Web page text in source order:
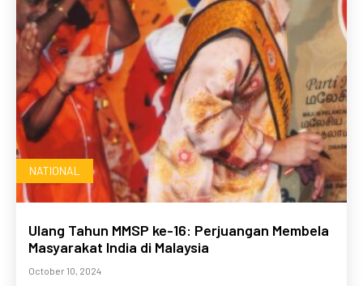
NATIONAL
Ulang Tahun MMSP ke-16: Perjuangan Membela
Masyarakat India di Malaysia
October 10, 2024